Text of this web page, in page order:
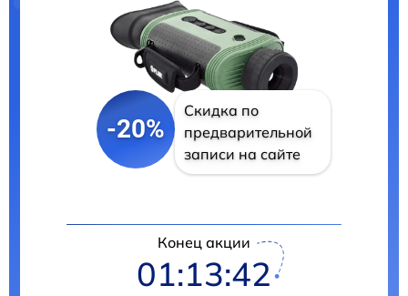
-20%
Скидка по
предварительной
записи на сайте
Конец акции
01:13:41